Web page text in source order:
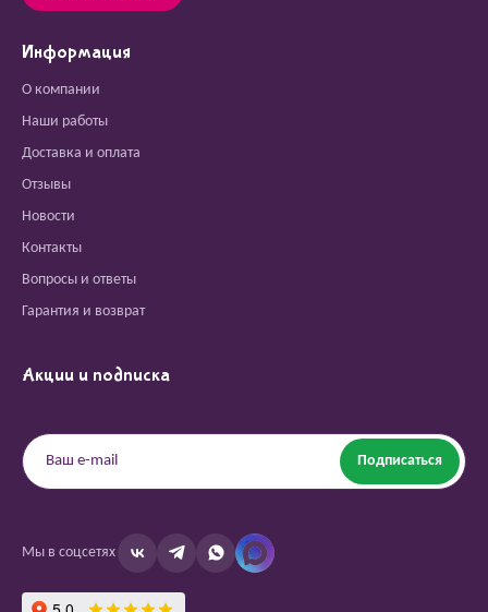
Информация
О компании
Наши работы
Доставка и оплата
Отзывы
Новости
Контакты
Вопросы и ответы
Гарантия и возврат
Акции и подписка
Подписаться
Мы в соцсетях